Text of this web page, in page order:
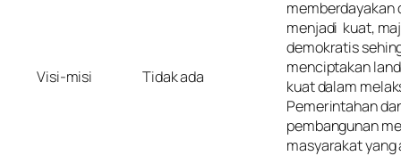
Visi-misi Tidak ada
memberdayakan
menjadi kuat,
demokratis
menciptakan
kuat dalam
Pemerintahan
pembangunan
masyarakat yang